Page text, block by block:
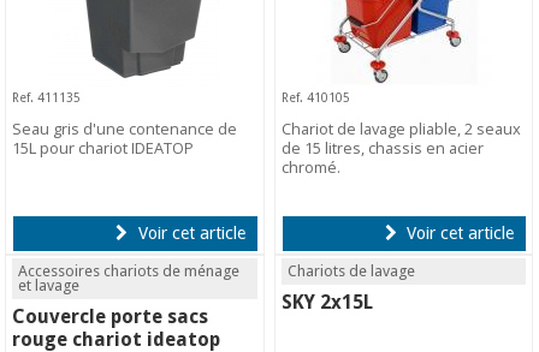
Ref. 411135
Seau gris d'une contenance de
15L pour chariot IDEATOP
Voir cet article
Ref. 410105
Chariot de lavage pliable, 2 seaux
de 15 litres, chassis en acier
chromé.
Voir cet article
Accessoires chariots de ménage
et lavage
Couvercle porte sacs
rouge chariot ideatop
Chariots de lavage
SKY 2x15L